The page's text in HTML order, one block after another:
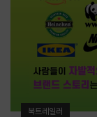
북트레일러